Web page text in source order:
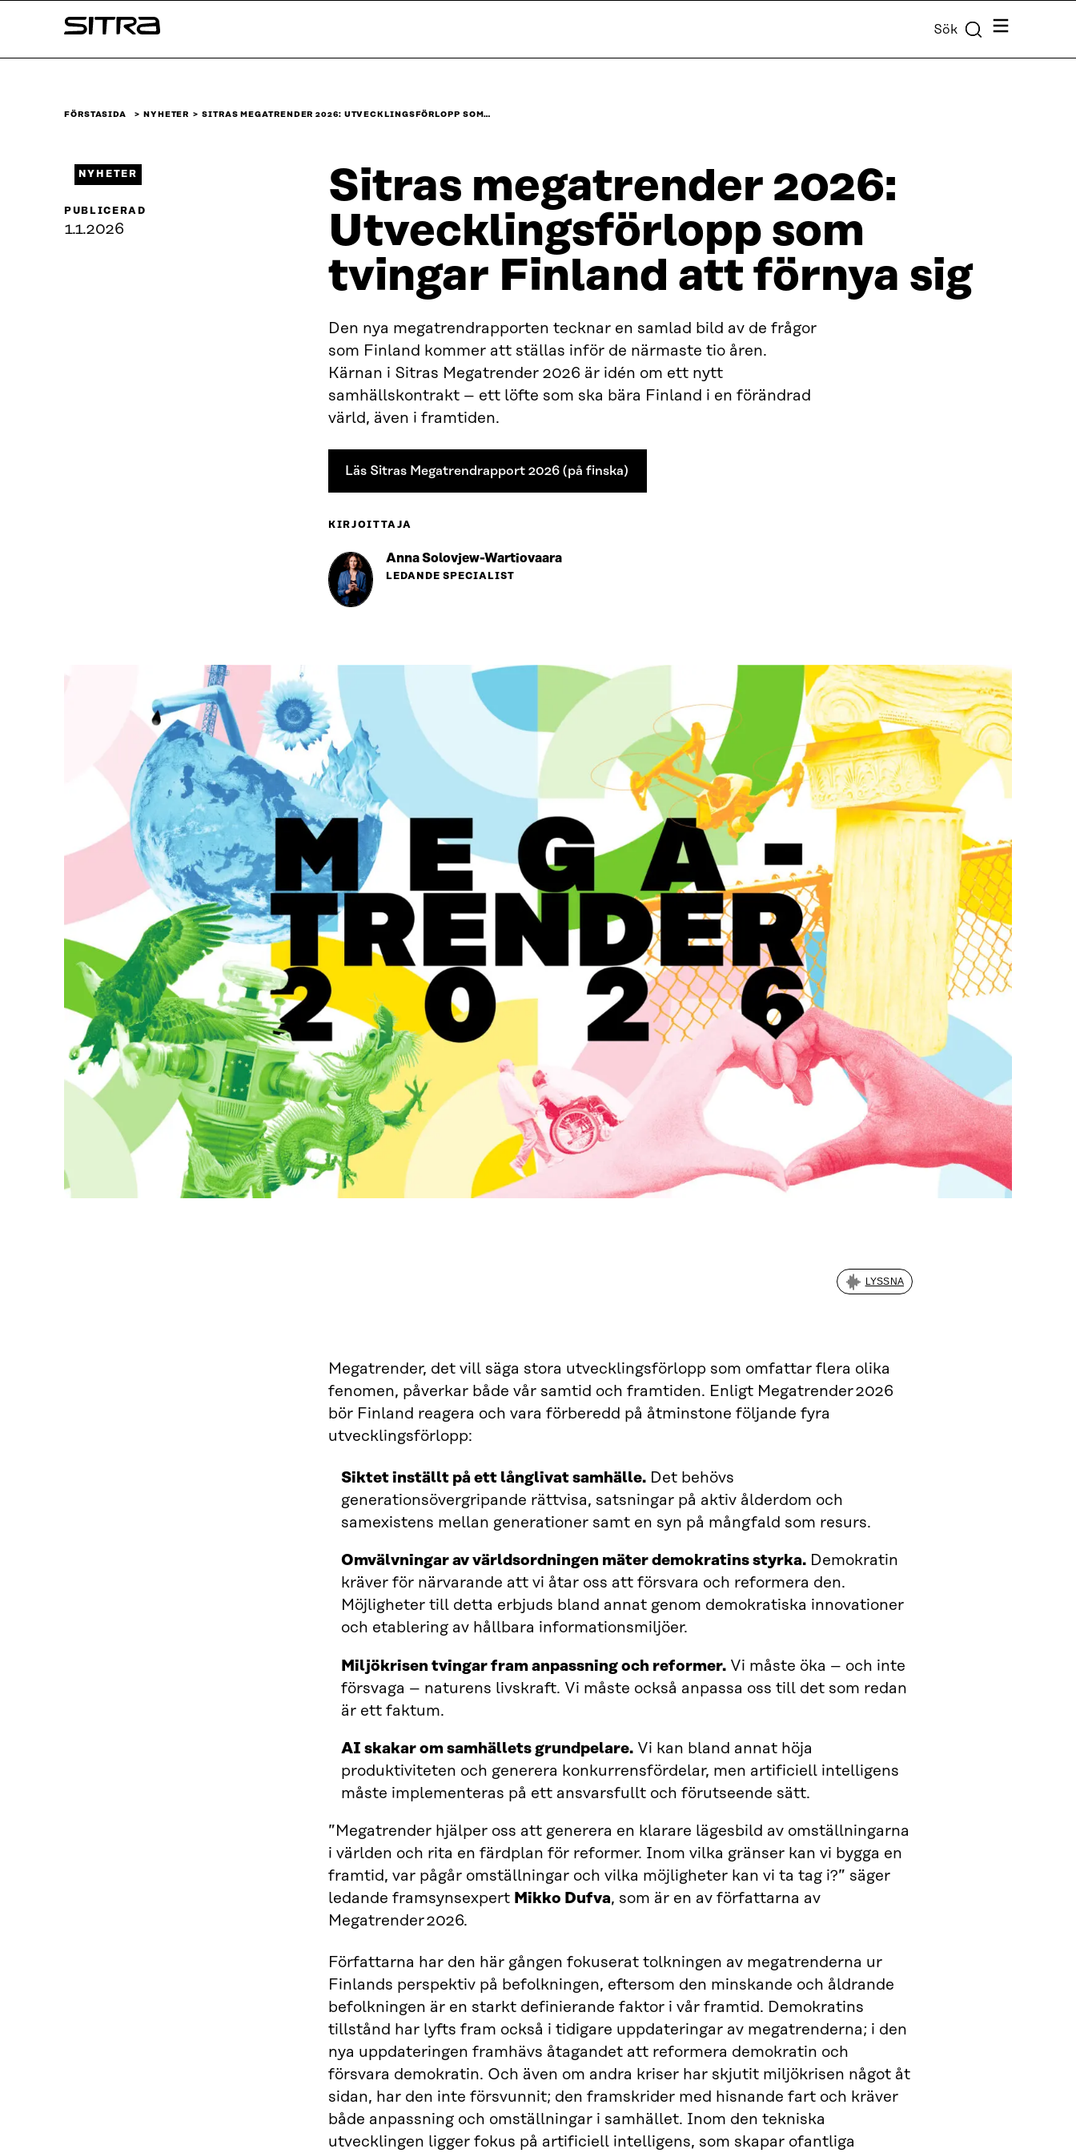
↓
Sitra Sök Meny
FÖRSTASIDA NYHETER SITRAS MEGATRENDER 2026: UTVECKLINGSFÖRLOPP SOM…
Sitras megatrender 2026:
Utvecklingsförlopp som
tvingar Finland att förnya sig
Den nya megatrendrapporten tecknar en samlad bild av de frågor
som Finland kommer att ställas inför de närmaste tio åren.
Kärnan i Sitras Megatrender 2026 är idén om ett nytt
samhällskontrakt – ett löfte som ska bära Finland i en förändrad
värld, även i framtiden.
Läs Sitras Megatrendrapport 2026 (på finska)
KIRJOITTAJA
Anna Solovjew-Wartiovaara
LEDANDE SPECIALIST
NYHETER
PUBLICERAD
1.1.2026
LYSSNA
Megatrender, det vill säga stora utvecklingsförlopp som omfattar flera olika
fenomen, påverkar både vår samtid och framtiden. Enligt Megatrender 2026
bör Finland reagera och vara förberedd på åtminstone följande fyra
utvecklingsförlopp:
Siktet inställt på ett långlivat samhälle. Det behövs
generationsövergripande rättvisa, satsningar på aktiv ålderdom och
samexistens mellan generationer samt en syn på mångfald som resurs.
Omvälvningar av världsordningen mäter demokratins styrka. Demokratin
kräver för närvarande att vi åtar oss att försvara och reformera den.
Möjligheter till detta erbjuds bland annat genom demokratiska innovationer
och etablering av hållbara informationsmiljöer.
Miljökrisen tvingar fram anpassning och reformer. Vi måste öka – och inte
försvaga – naturens livskraft. Vi måste också anpassa oss till det som redan
är ett faktum.
AI skakar om samhällets grundpelare. Vi kan bland annat höja
produktiviteten och generera konkurrensfördelar, men artificiell intelligens
måste implementeras på ett ansvarsfullt och förutseende sätt.
”Megatrender hjälper oss att generera en klarare lägesbild av omställningarna
i världen och rita en färdplan för reformer. Inom vilka gränser kan vi bygga en
framtid, var pågår omställningar och vilka möjligheter kan vi ta tag i?” säger
ledande framsynsexpert Mikko Dufva, som är en av författarna av
Megatrender 2026.
Författarna har den här gången fokuserat tolkningen av megatrenderna ur
Finlands perspektiv på befolkningen, eftersom den minskande och åldrande
befolkningen är en starkt definierande faktor i vår framtid. Demokratins
tillstånd har lyfts fram också i tidigare uppdateringar av megatrenderna; i den
nya uppdateringen framhävs åtagandet att reformera demokratin och
försvara demokratin. Och även om andra kriser har skjutit miljökrisen något åt
sidan, har den inte försvunnit; den framskrider med hisnande fart och kräver
både anpassning och omställningar i samhället. Inom den tekniska
utvecklingen ligger fokus på artificiell intelligens, som skapar ofantliga